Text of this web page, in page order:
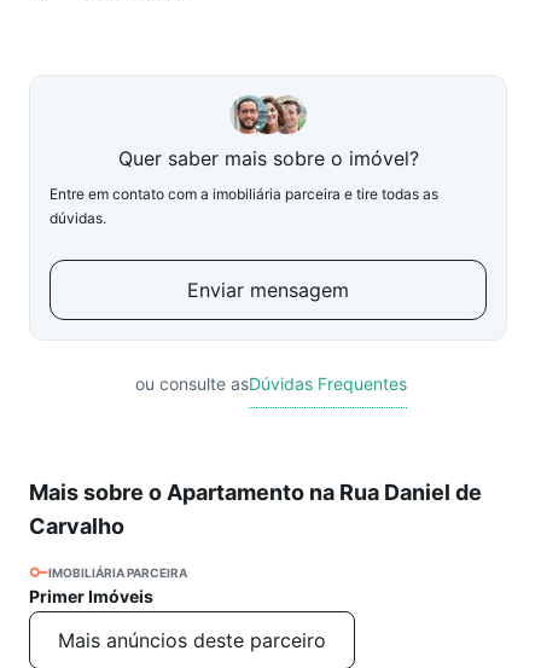
Quer saber mais sobre o imóvel?
Entre em contato com a imobiliária parceira e tire todas as
dúvidas.
Enviar mensagem
ou consulte asDúvidas Frequentes
Mais sobre o Apartamento na Rua Daniel de
Carvalho
IMOBILIÁRIA PARCEIRA
Primer Imóveis
Mais anúncios deste parceiro